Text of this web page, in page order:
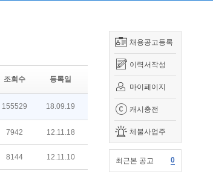
채용공고등록
이력서작성
마이페이지
캐시충전
체불사업주
최근본 공고 0
조회수 등록일
155529 18.09.19
7942 12.11.18
8144 12.11.10